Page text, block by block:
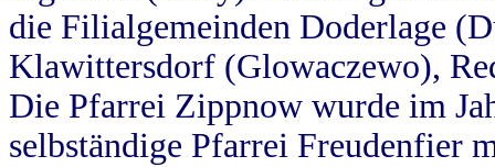
die Filialgemeinden Doderlage
Klawittersdorf (Glowaczewo),
Die Pfarrei Zippnow wurde im
selbständige Pfarrei Freudenfier